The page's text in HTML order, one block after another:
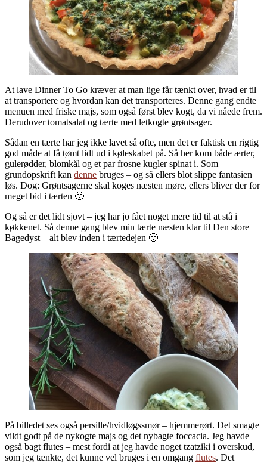
At lave Dinner To Go kræver at man lige får tænkt over, hvad er til
at transportere og hvordan kan det transporteres. Denne gang endte
menuen med friske majs, som også først blev kogt, da vi nåede frem.
Derudover tomatsalat og tærte med letkogte grøntsager.
Sådan en tærte har jeg ikke lavet så ofte, men det er faktisk en rigtig
god måde at få tømt lidt ud i køleskabet på. Så her kom både ærter,
gulerødder, blomkål og et par frosne kugler spinat i. Som
grundopskrift kan denne bruges – og så ellers blot slippe fantasien
løs. Dog: Grøntsagerne skal koges næsten møre, ellers bliver der for
meget bid i tærten 🙂
Og så er det lidt sjovt – jeg har jo fået noget mere tid til at stå i
køkkenet. Så denne gang blev min tærte næsten klar til Den store
Bagedyst – alt blev inden i tærtedejen 🙂
På billedet ses også persille/hvidløgssmør – hjemmerørt. Det smagte
vildt godt på de nykogte majs og det nybagte foccacia. Jeg havde
også bagt flutes – mest fordi at jeg havde noget tzatziki i overskud,
som jeg tænkte, det kunne vel bruges i en omgang flutes. Det